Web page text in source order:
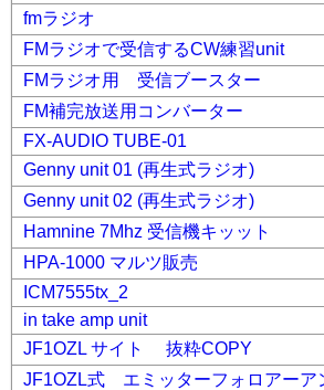
fmラジオ
FMラジオで受信するCW練習unit
FMラジオ用 受信ブースター
FM補完放送用コンバーター
FX-AUDIO TUBE-01
Genny unit 01 (再生式ラジオ)
Genny unit 02 (再生式ラジオ)
Hamnine 7Mhz 受信機キッット
HPA-1000 マルツ販売
ICM7555tx_2
in take amp unit
JF1OZL サイト 抜粋COPY
JF1OZL式 エミッターフォロアーア